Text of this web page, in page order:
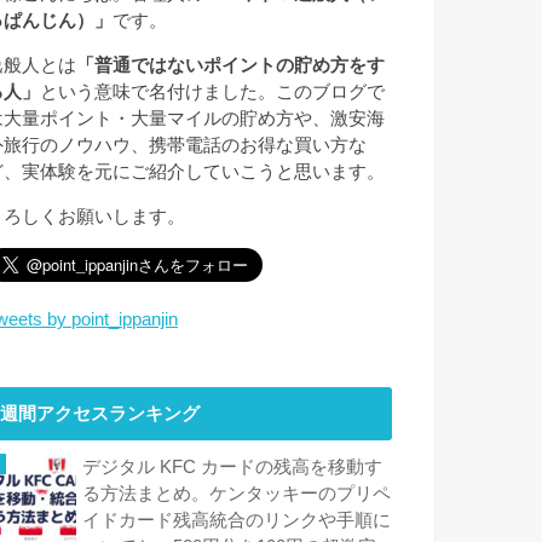
んじん）」 です。
般人とは 「普通ではないポイントの貯め方をす
」
という意味で名付けました。このブログで
大量ポイント・大量マイルの貯め方や、激安海
旅行のノウハウ、携帯電話のお得な買い方な
、実体験を元にご紹介していこうと思います。
しくお願いします。
by point_ippanjin
週間アクセスランキング
デジタル KFC カードの残高を移動す
る方法まとめ。ケンタッキーのプリペ
イドカード残高統合のリンクや手順に